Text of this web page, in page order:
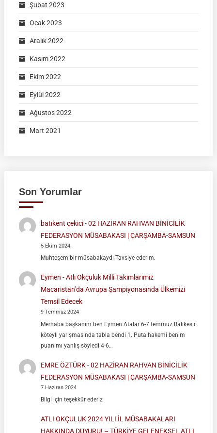
Şubat 2023
Ocak 2023
Aralık 2022
Kasım 2022
Ekim 2022
Eylül 2022
Ağustos 2022
Mart 2021
Son Yorumlar
batıkent çekici-02 HAZİRAN RAHVAN BİNİCİLİK
FEDERASYON MÜSABAKASI | ÇARŞAMBA-SAMSUN
5 Ekim 2024
Muhteşem bir müsabakaydı Tavsiye ederim.
Eymen -Atlı Okçuluk Milli Takımlarımız
Macaristan’da Avrupa Şampiyonasında Ülkemizi
Temsil Edecek
9 Temmuz 2024
Merhaba başkanım ben Eymen Atalar 6-7 temmuz Balıkesir
köteyli yarışmasında tabla bendi 1. Puta hakemi benim
puanımı yanlış söyledi 4-6…
EMRE ÖZTÜRK-02 HAZİRAN RAHVAN BİNİCİLİK
FEDERASYON MÜSABAKASI | ÇARŞAMBA-SAMSUN
7 Haziran 2024
Bilgi için teşekkür ederiz
ATLI OKÇULUK 2024 YILI İL MÜSABAKALARI
HAKKINDA DUYURU! – TÜRKİYE GELENEKSEL ATLI